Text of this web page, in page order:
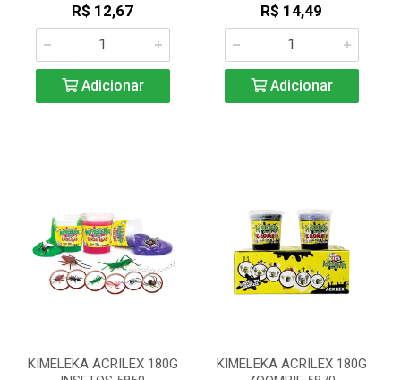
R$ 12,67
Adicionar
R$ 14,49
Adicionar
KIMELEKA ACRILEX 180G
KIMELEKA ACRILEX 180G